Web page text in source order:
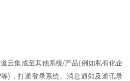
云集成至其他系统/产品(例如私有化企
)，打通登录系统、消息通知及通讯录